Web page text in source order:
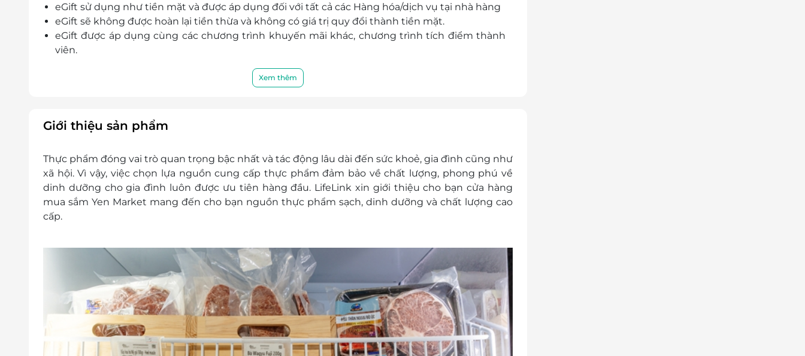
eGift sử dụng như tiền mặt và được áp dụng đối với tất cả các Hàng hóa/dịch vụ tại nhà hàng
eGift sẽ không được hoàn lại tiền thừa và không có giá trị quy đổi thành tiền mặt.
eGift được áp dụng cùng các chương trình khuyến mãi khác, chương trình tích điểm thành
viên.
Hạn sử dụng: Trong vòng 30 ngày kể từ ngày nhận mã code
Xem thêm
Giới thiệu sản phẩm
Thực phẩm đóng vai trò quan trọng bậc nhất và tác động lâu dài đến sức khoẻ, gia đình cũng như
xã hội. Vì vậy, việc chọn lựa nguồn cung cấp thực phẩm đảm bảo về chất lượng, phong phú về
dinh dưỡng cho gia đình luôn được ưu tiên hàng đầu. LifeLink xin giới thiệu cho bạn cửa hàng
mua sắm Yen Market mang đến cho bạn nguồn thực phẩm sạch, dinh dưỡng và chất lượng cao
cấp.